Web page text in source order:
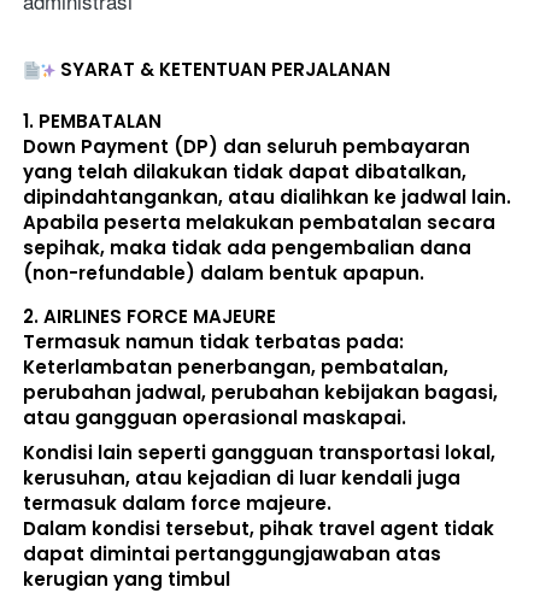
SYARAT & KETENTUAN PERJALANAN
1. PEMBATALAN
Down Payment (DP) dan seluruh pembayaran
yang telah dilakukan tidak dapat dibatalkan,
dipindahtangankan, atau dialihkan ke jadwal lain.
Apabila peserta melakukan pembatalan secara
sepihak, maka tidak ada pengembalian dana
(non-refundable) dalam bentuk apapun.
2. AIRLINES FORCE MAJEURE
Termasuk namun tidak terbatas pada:
Keterlambatan penerbangan, pembatalan,
perubahan jadwal, perubahan kebijakan bagasi,
atau gangguan operasional maskapai.
Kondisi lain seperti gangguan transportasi lokal,
kerusuhan, atau kejadian di luar kendali juga
termasuk dalam force majeure.
Dalam kondisi tersebut, pihak travel agent tidak
dapat dimintai pertanggungjawaban atas
kerugian yang timbul